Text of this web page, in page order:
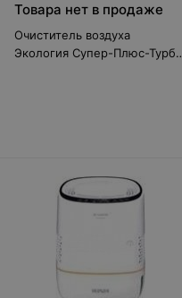
Товара нет в продаже
Очиститель воздуха
Экология Супер-Плюс-Турбо